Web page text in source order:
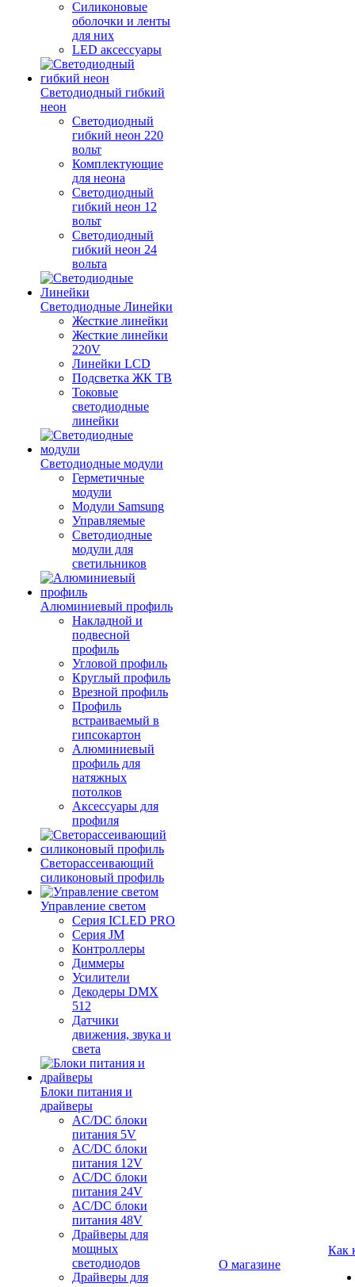
Силиконовые
оболочки и ленты
для них
LED аксессуары
Светодиодный гибкий
неон
Светодиодный
гибкий неон 220
вольт
Комплектующие
для неона
Светодиодный
гибкий неон 12
вольт
Светодиодный
гибкий неон 24
вольта
Светодиодные Линейки
Жесткие линейки
Жесткие линейки
220V
Линейки LCD
Подсветка ЖК ТВ
Токовые
светодиодные
линейки
Светодиодные модули
Герметичные
модули
Модули Samsung
Управляемые
Светодиодные
модули для
светильников
Алюминиевый профиль
Накладной и
подвесной
профиль
Угловой профиль
Круглый профиль
Врезной профиль
Профиль
встраиваемый в
гипсокартон
Алюминиевый
профиль для
натяжных
потолков
Аксессуары для
профиля
Светорассеивающий
силиконовый профиль
Управление светом
Серия ICLED PRO
Серия JM
Контроллеры
Диммеры
Усилители
Декодеры DMX
512
Датчики
движения, звука и
света
Блоки питания и
драйверы
AC/DC блоки
питания 5V
AC/DC блоки
питания 12V
AC/DC блоки
питания 24V
AC/DC блоки
питания 48V
Драйверы для
мощных
светодиодов
Драйверы для
О магазине
Как